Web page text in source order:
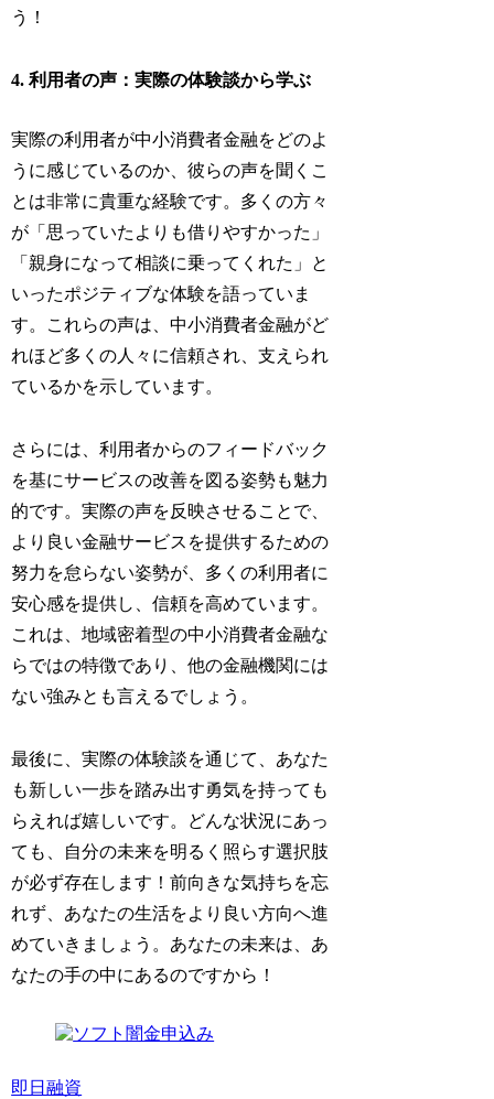
う！
4. 利用者の声：実際の体験談から学ぶ
実際の利用者が中小消費者金融をどのよ
うに感じているのか、彼らの声を聞くこ
とは非常に貴重な経験です。多くの方々
が「思っていたよりも借りやすかった」
「親身になって相談に乗ってくれた」と
いったポジティブな体験を語っていま
す。これらの声は、中小消費者金融がど
れほど多くの人々に信頼され、支えられ
ているかを示しています。
さらには、利用者からのフィードバック
を基にサービスの改善を図る姿勢も魅力
的です。実際の声を反映させることで、
より良い金融サービスを提供するための
努力を怠らない姿勢が、多くの利用者に
安心感を提供し、信頼を高めています。
これは、地域密着型の中小消費者金融な
らではの特徴であり、他の金融機関には
ない強みとも言えるでしょう。
最後に、実際の体験談を通じて、あなた
も新しい一歩を踏み出す勇気を持っても
らえれば嬉しいです。どんな状況にあっ
ても、自分の未来を明るく照らす選択肢
が必ず存在します！前向きな気持ちを忘
れず、あなたの生活をより良い方向へ進
めていきましょう。あなたの未来は、あ
なたの手の中にあるのですから！
即日融資